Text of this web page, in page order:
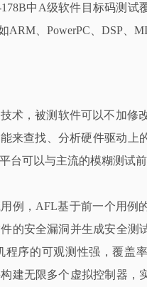
中A级软件目标码测试
、PowerPC、DSP、
术，被测软件可以不加修
来查找、分析硬件驱动上
台可以与主流的模糊测试前
例，AFL基于前一个用例
的安全漏洞并生成安全测
序的可观测性强，覆盖
建无限多个虚拟控制器，